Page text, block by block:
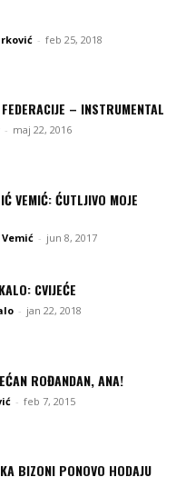
- feb 25, 2018
– INSTRUMENTAL
- maj 22, 2016
VEMIĆ: ĆUTLJIVO MOJE
- jun 8, 2017
CVIJEĆE
- jan 22, 2018
ROĐANDAN, ANA!
- feb 7, 2015
BIZONI PONOVO HODAJU